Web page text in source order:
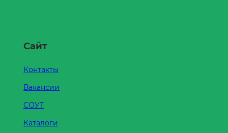
Сайт
Контакты
Вакансии
СОУТ
Каталоги